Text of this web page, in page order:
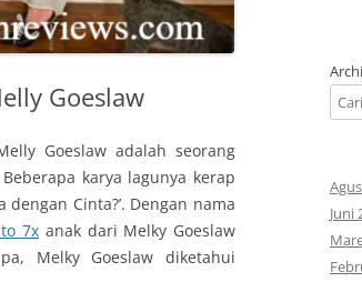
Goeslaw
Goeslaw adalah seorang
karya lagunya kerap
Cinta?’. Dengan nama
7x anak dari Melky Goeslaw
Melky Goeslaw diketahui
Juni